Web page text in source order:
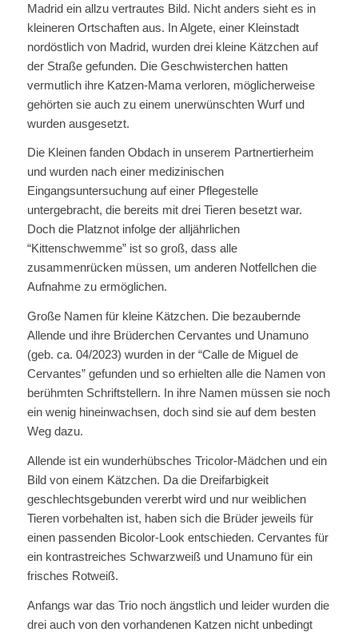
Madrid ein allzu vertrautes Bild. Nicht anders sieht es in
kleineren Ortschaften aus. In Algete, einer Kleinstadt
nordöstlich von Madrid, wurden drei kleine Kätzchen auf
der Straße gefunden. Die Geschwisterchen hatten
vermutlich ihre Katzen-Mama verloren, möglicherweise
gehörten sie auch zu einem unerwünschten Wurf und
wurden ausgesetzt.
Die Kleinen fanden Obdach in unserem Partnertierheim
und wurden nach einer medizinischen
Eingangsuntersuchung auf einer Pflegestelle
untergebracht, die bereits mit drei Tieren besetzt war.
Doch die Platznot infolge der alljährlichen
“Kittenschwemme” ist so groß, dass alle
zusammenrücken müssen, um anderen Notfellchen die
Aufnahme zu ermöglichen.
Große Namen für kleine Kätzchen. Die bezaubernde
Allende und ihre Brüderchen Cervantes und Unamuno
(geb. ca. 04/2023) wurden in der “Calle de Miguel de
Cervantes” gefunden und so erhielten alle die Namen von
berühmten Schriftstellern. In ihre Namen müssen sie noch
ein wenig hineinwachsen, doch sind sie auf dem besten
Weg dazu.
Allende ist ein wunderhübsches Tricolor-Mädchen und ein
Bild von einem Kätzchen. Da die Dreifarbigkeit
geschlechtsgebunden vererbt wird und nur weiblichen
Tieren vorbehalten ist, haben sich die Brüder jeweils für
einen passenden Bicolor-Look entschieden. Cervantes für
ein kontrastreiches Schwarzweiß und Unamuno für ein
frisches Rotweiß.
Anfangs war das Trio noch ängstlich und leider wurden die
drei auch von den vorhandenen Katzen nicht unbedingt